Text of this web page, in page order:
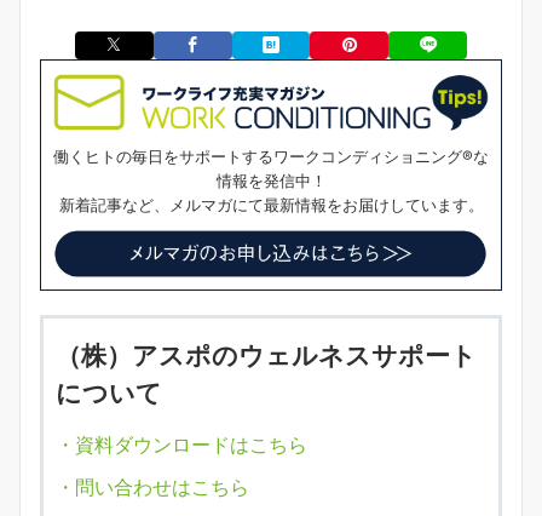
働くヒトの毎日をサポートするワークコンディショニング®な
情報を発信中！
新着記事など、メルマガにて最新情報をお届けしています。
（株）アスポのウェルネスサポート
について
・資料ダウンロードはこちら
・問い合わせはこちら